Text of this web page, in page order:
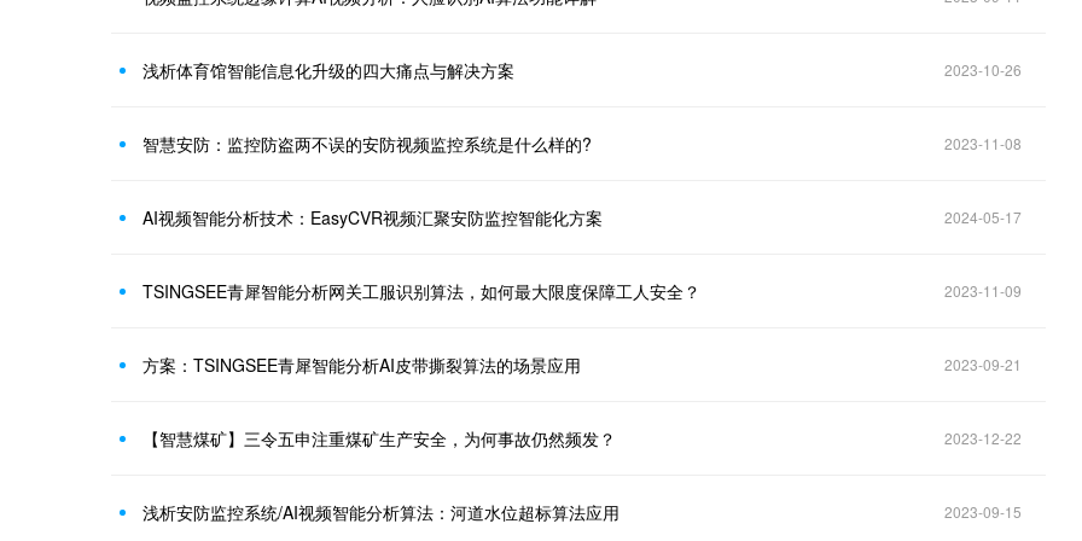
浅析体育馆智能信息化升级的四大痛点与解决方案 2023-10-26
智慧安防：监控防盗两不误的安防视频监控系统是什么样的? 2023-11-08
AI视频智能分析技术：EasyCVR视频汇聚安防监控智能化方案 2024-05-17
TSINGSEE青犀智能分析网关工服识别算法，如何最大限度保障工人安全？ 2023-11-09
方案：TSINGSEE青犀智能分析AI皮带撕裂算法的场景应用 2023-09-21
【智慧煤矿】三令五申注重煤矿生产安全，为何事故仍然频发？ 2023-12-22
浅析安防监控系统/AI视频智能分析算法：河道水位超标算法应用 2023-09-15